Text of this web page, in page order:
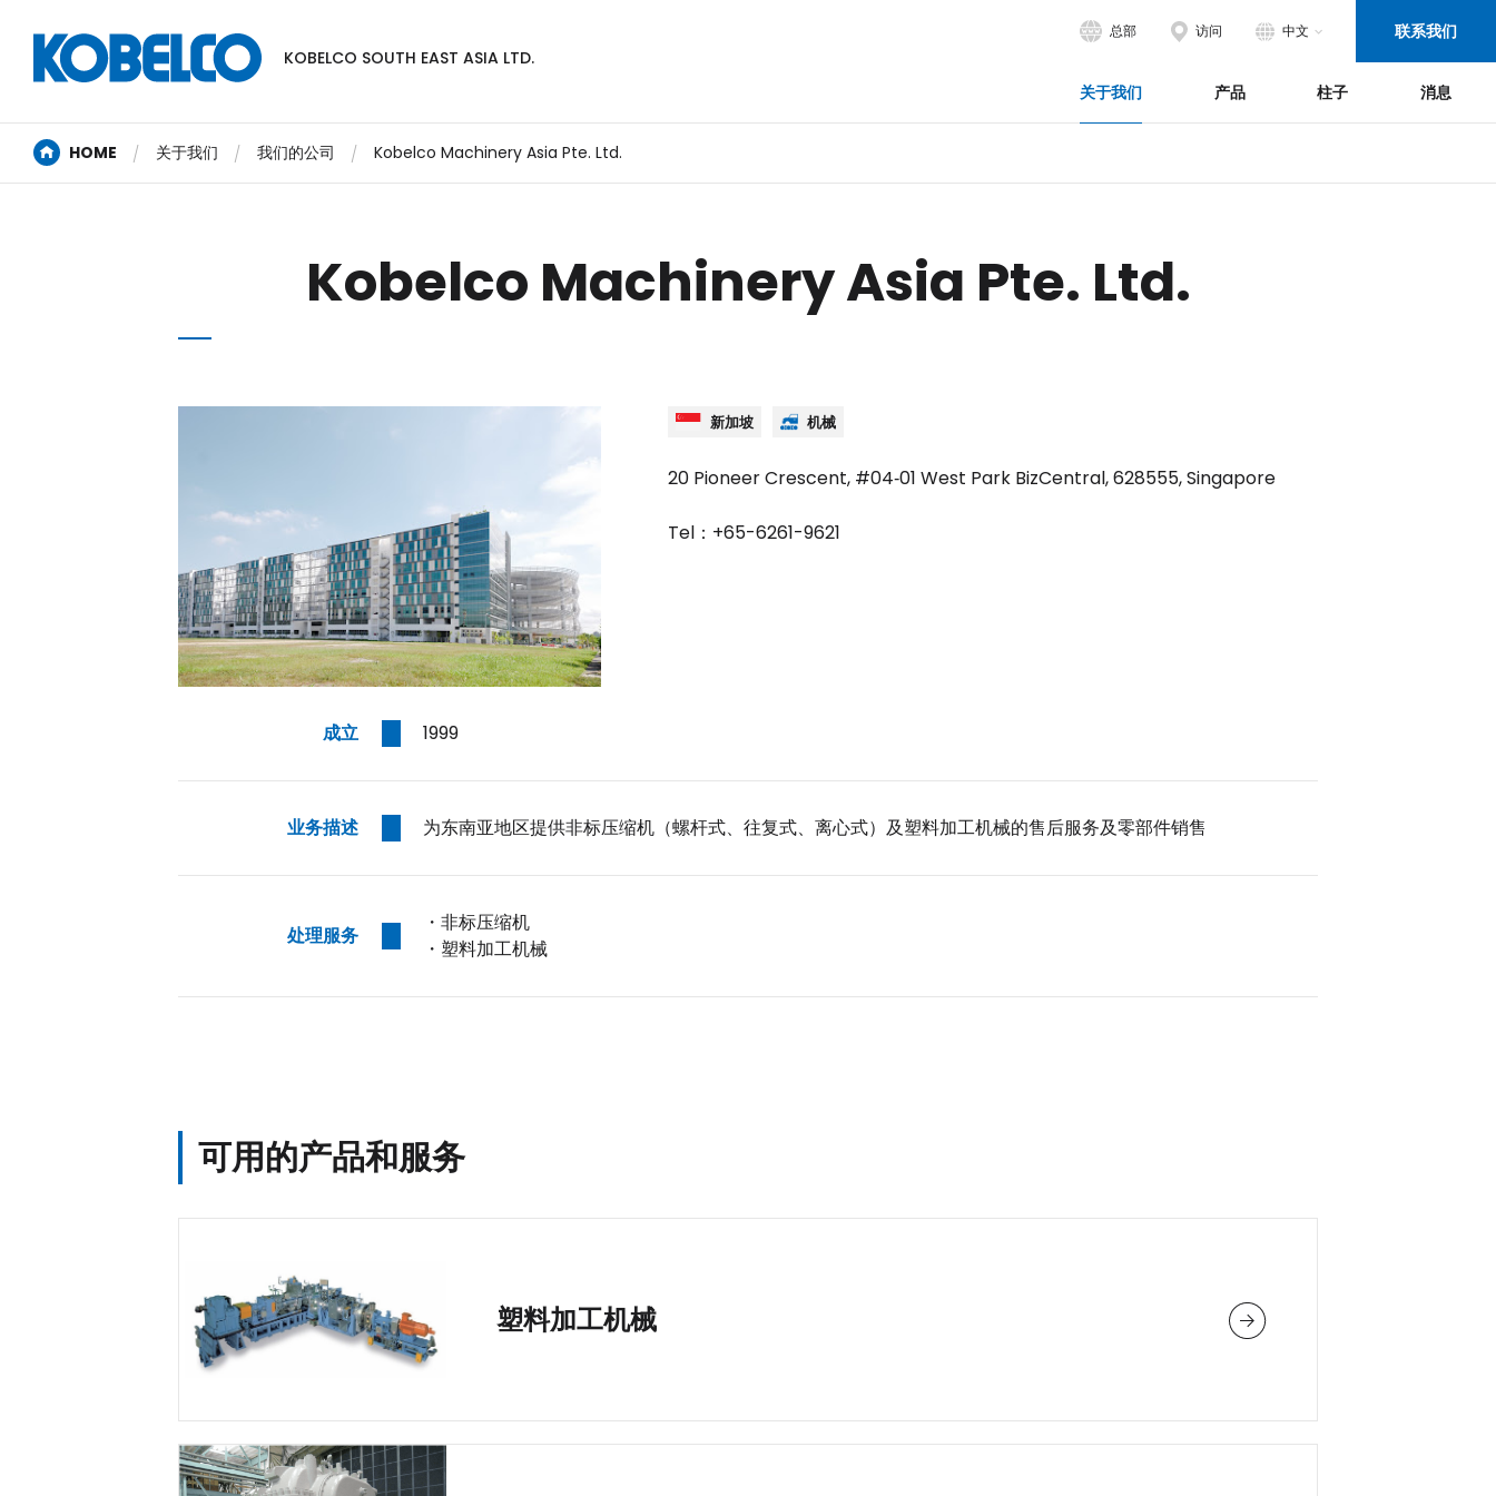
KOBELCO SOUTH EAST ASIA LTD.
总部
全球总部
访问 中文 联系我们
关于我们 产品 柱子 消息
HOME 关于我们 我们的公司 Kobelco Machinery Asia Pte. Ltd.
Kobelco Machinery Asia Pte. Ltd.
新加坡 机械
20 Pioneer Crescent, #04‐01 West Park BizCentral, 628555, Singapore
Tel：+65-6261-9621
成立 1999
业务描述 为东南亚地区提供非标压缩机（螺杆式、往复式、离心式）及塑料加工机械的售后服务及零部件销售
处理服务
・非标压缩机
・塑料加工机械
可用的产品和服务
塑料加工机械